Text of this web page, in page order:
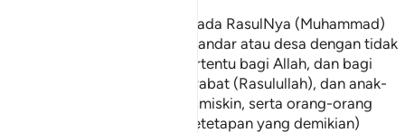
Apa yang Allah kurniakan kepada RasulNya (Muhammad)
dari harta penduduk negeri, bandar atau desa dengan tidak
berperang, maka adalah ia tertentu bagi Allah, dan bagi
Rasulullah, dan bagi kaum kerabat (Rasulullah), dan anak-
anak yatim, dan orang-orang miskin, serta orang-orang
musafir (yang keputusan). (Ketetapan yang demikian)